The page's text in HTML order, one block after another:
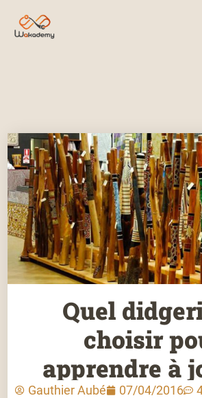
Quel
choisir
apprendre à
Gauthier Aubé 07/04/2016